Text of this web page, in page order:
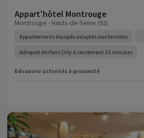
Appart'hôtel Montrouge
Montrouge - Hauts-de-Seine (92)
Appartements équipés adaptés aux familles
Aéroport de Paris Orly à seulement 15 minutes
Découvrir activités à proximité